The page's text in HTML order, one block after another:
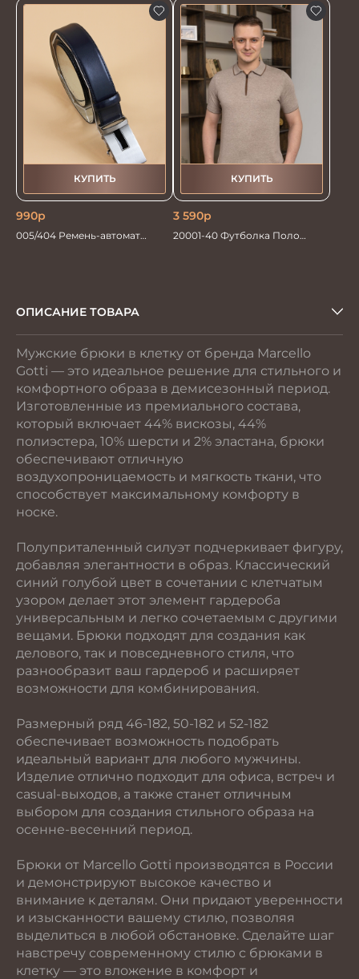
КУПИТЬ
990р
005/404 Ремень-автомат
КУПИТЬ
3 590р
20001-40 Футболка Поло
ОПИСАНИЕ ТОВАРА
Мужские брюки в клетку от бренда Marcello
Gotti — это идеальное решение для стильного и
комфортного образа в демисезонный период.
Изготовленные из премиального состава,
который включает 44% вискозы, 44%
полиэстера, 10% шерсти и 2% эластана, брюки
обеспечивают отличную
воздухопроницаемость и мягкость ткани, что
способствует максимальному комфорту в
носке.
Полуприталенный силуэт подчеркивает фигуру,
добавляя элегантности в образ. Классический
синий голубой цвет в сочетании с клетчатым
узором делает этот элемент гардероба
универсальным и легко сочетаемым с другими
вещами. Брюки подходят для создания как
делового, так и повседневного стиля, что
разнообразит ваш гардероб и расширяет
возможности для комбинирования.
Размерный ряд 46-182, 50-182 и 52-182
обеспечивает возможность подобрать
идеальный вариант для любого мужчины.
Изделие отлично подходит для офиса, встреч и
casual-выходов, а также станет отличным
выбором для создания стильного образа на
осенне-весенний период.
Брюки от Marcello Gotti производятся в России
и демонстрируют высокое качество и
внимание к деталям. Они придают уверенности
и изысканности вашему стилю, позволяя
выделиться в любой обстановке. Сделайте шаг
навстречу современному стилю с брюками в
клетку — это вложение в комфорт и